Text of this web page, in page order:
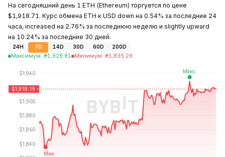
На сегодняшний день 1 ETH (Ethereum) торгуется по цене
$1,918.71. Курс обмена ETH к USD down на 0.54% за последние 24
часа, increased на 2.76% за последнюю неделю и slightly upward
на 10.24% за последние 30 дней.
24H 7D 14D 30D 60D
200D
Максимум: ₴1,928.81 Минимум: ₴1,835.29
Последнее обновление: 13:24 GMT+0 2026-08-08